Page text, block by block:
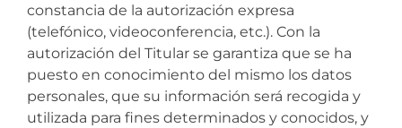
constancia de la autorización expresa
(telefónico, videoconferencia, etc.). Con la
autorización del Titular se garantiza que se ha
puesto en conocimiento del mismo los datos
personales, que su información será recogida y
utilizada para fines determinados y conocidos, y